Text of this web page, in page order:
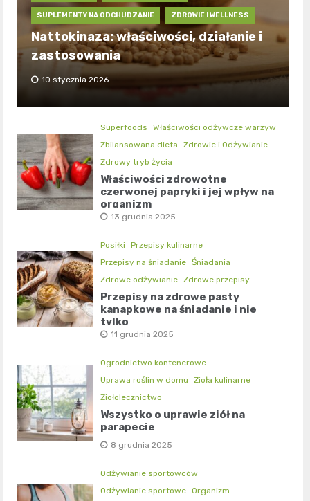
SUPLEMENTY NA ODCHUDZANIE ZDROWIE I WELLNESS
Nattokinaza: właściwości, działanie i
zastosowania
10 stycznia 2026
Superfoods
Właściwości odżywcze warzyw
Zbilansowana dieta
Zdrowie i Odżywianie
Zdrowy tryb życia
Właściwości zdrowotne
czerwonej papryki i jej wpływ na
organizm
13 grudnia 2025
Posiłki
Przepisy kulinarne
Przepisy na śniadanie Śniadania
Zdrowe odżywianie Zdrowe przepisy
Przepisy na zdrowe pasty
kanapkowe na śniadanie i nie
tylko
11 grudnia 2025
Ogrodnictwo kontenerowe
Uprawa roślin w domu
Zioła kulinarne
Ziołolecznictwo
Wszystko o uprawie ziół na
parapecie
8 grudnia 2025
Odżywianie sportowców
Odżywianie sportowe Organizm